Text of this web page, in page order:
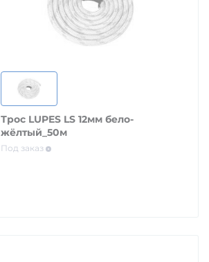
Трос LUPES LS 12мм бело-
жёлтый_50м
Под заказ